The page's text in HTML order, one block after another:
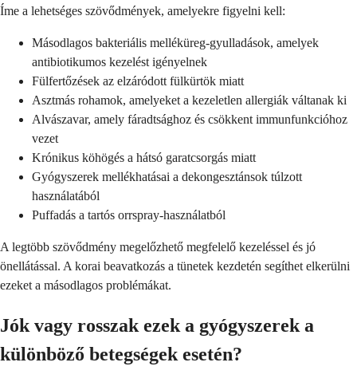
Íme a lehetséges szövődmények, amelyekre figyelni kell:
Másodlagos bakteriális melléküreg-gyulladások, amelyek
antibiotikumos kezelést igényelnek
Fülfertőzések az elzáródott fülkürtök miatt
Asztmás rohamok, amelyeket a kezeletlen allergiák váltanak ki
Alvászavar, amely fáradtsághoz és csökkent immunfunkcióhoz
vezet
Krónikus köhögés a hátsó garatcsorgás miatt
Gyógyszerek mellékhatásai a dekongesztánsok túlzott
használatából
Puffadás a tartós orrspray-használatból
A legtöbb szövődmény megelőzhető megfelelő kezeléssel és jó
önellátással. A korai beavatkozás a tünetek kezdetén segíthet elkerülni
ezeket a másodlagos problémákat.
Jók vagy rosszak ezek a gyógyszerek a
különböző betegségek esetén?